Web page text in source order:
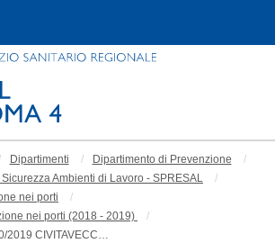
Dipartimenti
Dipartimento di Prevenzione
Ambienti di Lavoro - SPRESAL
nei porti
nei porti (2018 - 2019)